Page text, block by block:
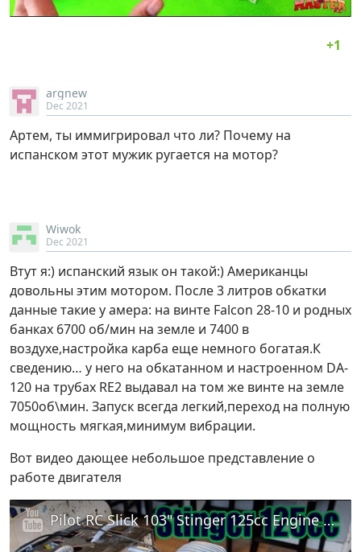
argnew
Dec 2021
Артем, ты иммигрировал что ли? Почему на
испанском этот мужик ругается на мотор?
Wiwok
Dec 2021
Втут я:) испанский язык он такой:) Американцы
довольны этим мотором. После 3 литров обкатки
данные такие у амера: на винте Falcon 28-10 и родных
банках 6700 об/мин на земле и 7400 в
воздухе,настройка карба еще немного богатая.К
сведению… у него на обкатанном и настроенном DA-
120 на трубах RE2 выдавал на том же винте на земле
7050об\мин. Запуск всегда легкий,переход на полную
мощность мягкая,минимум вибрации.
Вот видео дающее небольшое представление о
работе двигателя
Pilot RC Slick 103" Stinger 125cc Engine Flight By Rory RC Tooley